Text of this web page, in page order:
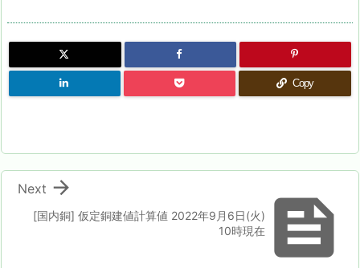
Copy

[国内銅] 仮定銅建値計算値 2022年9月6日(火)
10時現在

Next